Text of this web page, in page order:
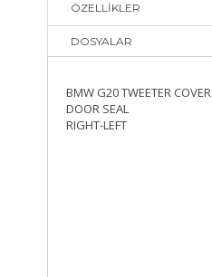
ÖZELLİKLER
DOSYALAR
BMW G20 TWEETER COVER
DOOR SEAL
RIGHT-LEFT